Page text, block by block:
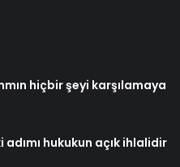
hiçbir şeyi karşılamaya
adımı hukukun açık ihlalidir